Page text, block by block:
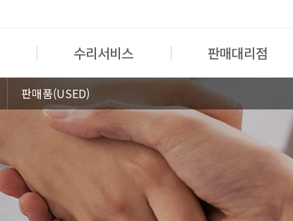
수리서비스 판매대리점
판매품(USED)